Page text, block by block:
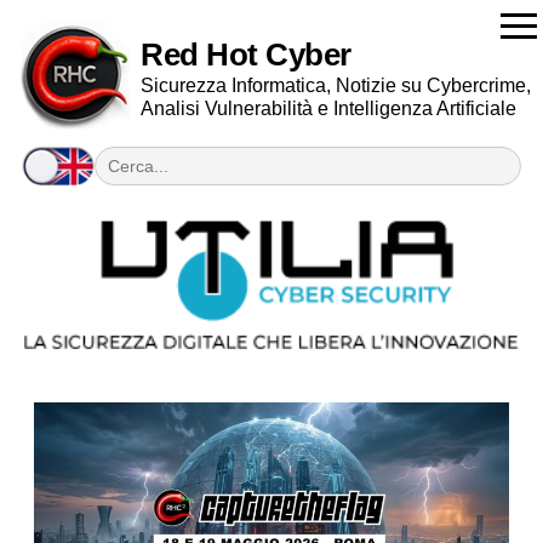
Red Hot Cyber
Sicurezza Informatica, Notizie su Cybercrime,
Analisi Vulnerabilità e Intelligenza Artificiale